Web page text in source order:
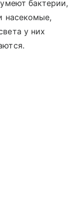
бактерии,
насекомые,
у них